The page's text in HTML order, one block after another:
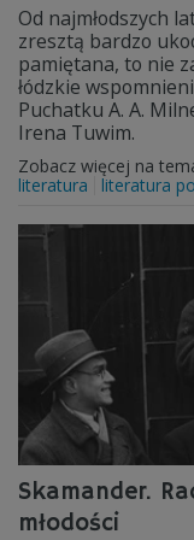
Od najmłodszych
zresztą bardzo
pamiętana, to nie
łódzkie
Puchatku A. A.
Irena Tuwim.
Zobacz więcej na
literatura
literatura
Skamander.
młodości